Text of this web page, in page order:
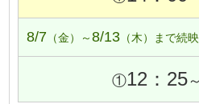
8/7 （金）～8/13 （木）まで続
①12：25